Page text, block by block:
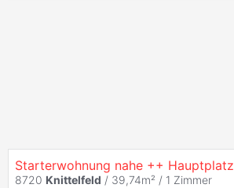
Starterwohnung nahe ++ Hauptplatz
8720 Knittelfeld / 39,74m² / 1 Zimmer